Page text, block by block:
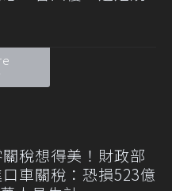
稅想得美！財政部
車關稅：恐損523億